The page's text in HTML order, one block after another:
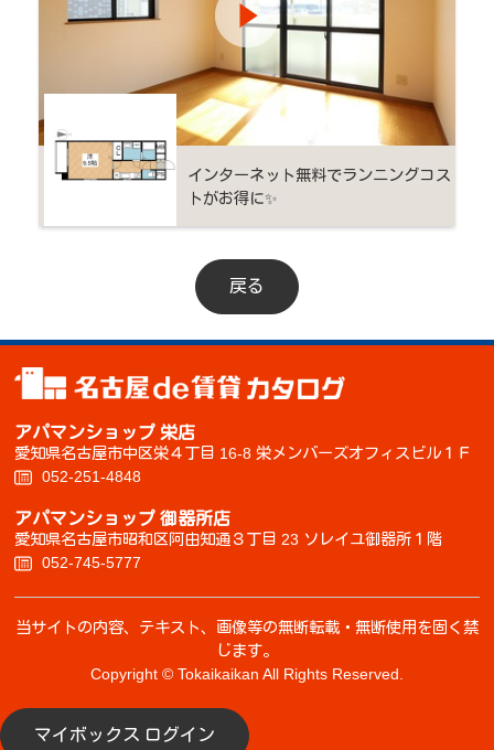
インターネット無料でランニングコス
トがお得に✨
戻る
アパマンショップ 栄店
愛知県名古屋市中区栄４丁目 16-8 栄メンバーズオフィスビル１Ｆ
052-251-4848
アパマンショップ 御器所店
愛知県名古屋市昭和区阿由知通３丁目 23 ソレイユ御器所１階
052-745-5777
当サイトの内容、テキスト、画像等の無断転載・無断使用を固く禁
じます。
Copyright © Tokaikaikan All Rights Reserved.
マイボックス ログイン